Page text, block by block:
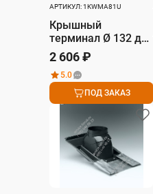
АРТИКУЛ: 1KWMA81U
Крышный
терминал Ø 132 для
плоской крыши
2 606 ₽
5.0
ПОД ЗАКАЗ